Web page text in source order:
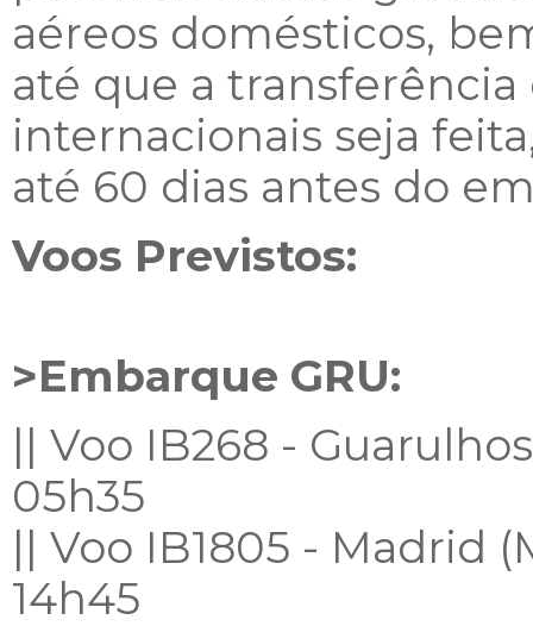
aéreos domésticos,
até que a
internacionais seja
até 60 dias antes do
Voos Previstos:
>Embarque GRU:
|| Voo IB268 -
05h35
|| Voo IB1805 - Madrid
14h45